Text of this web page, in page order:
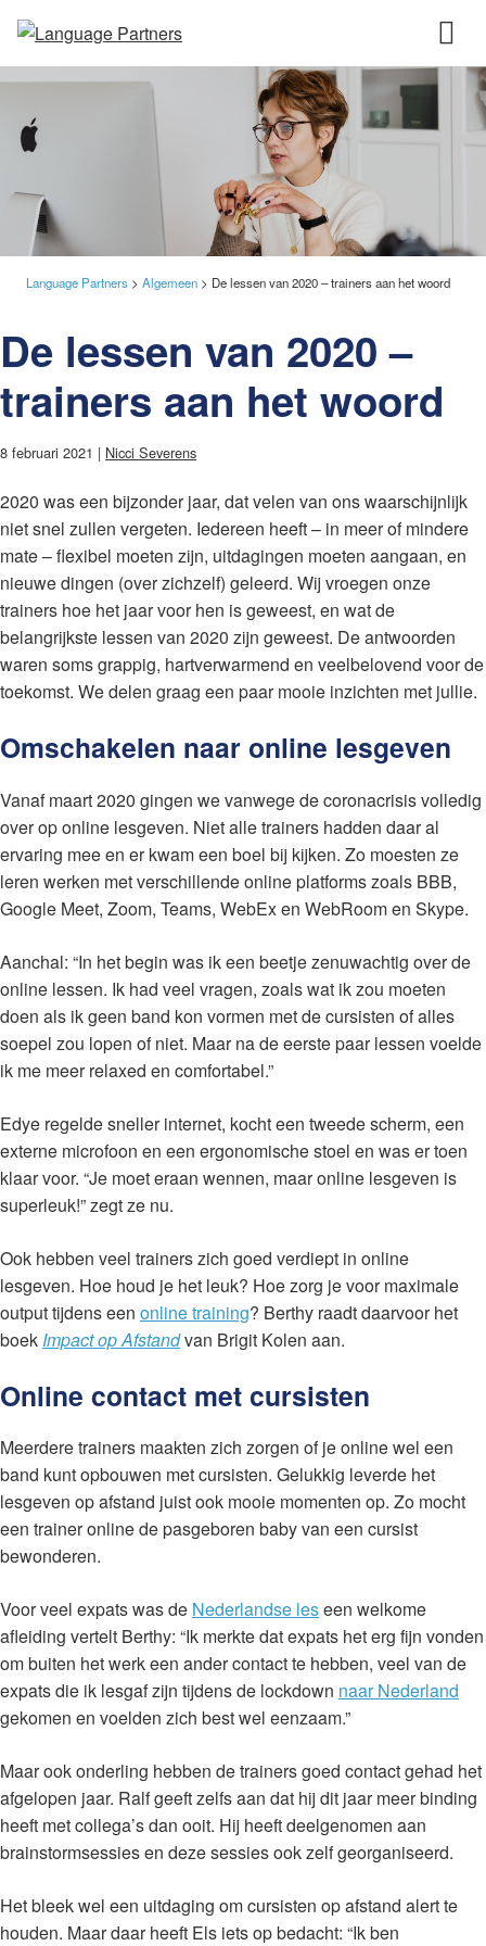
Language Partners > Algemeen > De lessen van 2020 – trainers aan het woord
De lessen van 2020 –
trainers aan het woord
8 februari 2021 | Nicci Severens
2020 was een bijzonder jaar, dat velen van ons waarschijnlijk
niet snel zullen vergeten. Iedereen heeft – in meer of mindere
mate – flexibel moeten zijn, uitdagingen moeten aangaan, en
nieuwe dingen (over zichzelf) geleerd. Wij vroegen onze
trainers hoe het jaar voor hen is geweest, en wat de
belangrijkste lessen van 2020 zijn geweest. De antwoorden
waren soms grappig, hartverwarmend en veelbelovend voor de
toekomst. We delen graag een paar mooie inzichten met jullie.
Omschakelen naar online lesgeven
Vanaf maart 2020 gingen we vanwege de coronacrisis volledig
over op online lesgeven. Niet alle trainers hadden daar al
ervaring mee en er kwam een boel bij kijken. Zo moesten ze
leren werken met verschillende online platforms zoals BBB,
Google Meet, Zoom, Teams, WebEx en WebRoom en Skype.
Aanchal: “In het begin was ik een beetje zenuwachtig over de
online lessen. Ik had veel vragen, zoals wat ik zou moeten
doen als ik geen band kon vormen met de cursisten of alles
soepel zou lopen of niet. Maar na de eerste paar lessen voelde
ik me meer relaxed en comfortabel.”
Edye regelde sneller internet, kocht een tweede scherm, een
externe microfoon en een ergonomische stoel en was er toen
klaar voor. “Je moet eraan wennen, maar online lesgeven is
superleuk!” zegt ze nu.
Ook hebben veel trainers zich goed verdiept in online
lesgeven. Hoe houd je het leuk? Hoe zorg je voor maximale
output tijdens een online training? Berthy raadt daarvoor het
boek Impact op Afstandvan Brigit Kolen aan.
Online contact met cursisten
Meerdere trainers maakten zich zorgen of je online wel een
band kunt opbouwen met cursisten. Gelukkig leverde het
lesgeven op afstand juist ook mooie momenten op. Zo mocht
een trainer online de pasgeboren baby van een cursist
bewonderen.
Voor veel expats was de Nederlandse leseen welkome
afleiding vertelt Berthy: “Ik merkte dat expats het erg fijn vonden
om buiten het werk een ander contact te hebben, veel van de
expats die ik lesgaf zijn tijdens de lockdown naar Nederland
gekomen en voelden zich best wel eenzaam.”
Maar ook onderling hebben de trainers goed contact gehad het
afgelopen jaar. Ralf geeft zelfs aan dat hij dit jaar meer binding
heeft met collega’s dan ooit. Hij heeft deelgenomen aan
brainstormsessies en deze sessies ook zelf georganiseerd.
Het bleek wel een uitdaging om cursisten op afstand alert te
houden. Maar daar heeft Els iets op bedacht: “Ik ben